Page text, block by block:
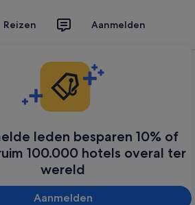
Reizen Aanmelden
leden besparen 10% of
100.000 hotels overal ter
wereld
Aanmelden